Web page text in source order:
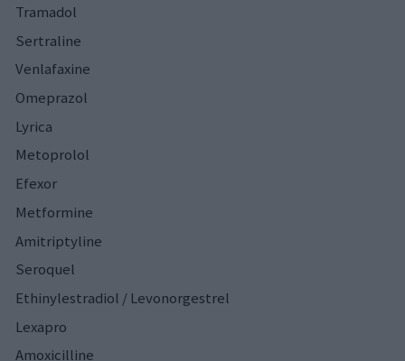
Tramadol
Sertraline
Venlafaxine
Omeprazol
Lyrica
Metoprolol
Efexor
Metformine
Amitriptyline
Seroquel
Ethinylestradiol / Levonorgestrel
Lexapro
Amoxicilline